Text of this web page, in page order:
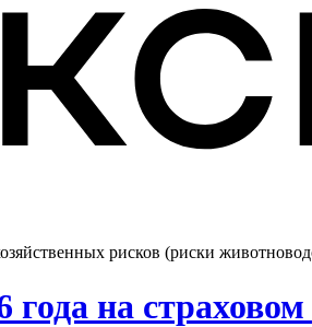
рисков (риски
года на